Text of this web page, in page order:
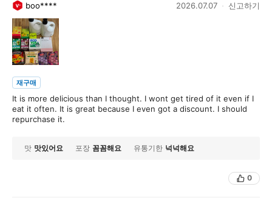
boo**** 2026.07.07 신고하기
재구매
It is more delicious than I thought. I wont get tired of it even if I
eat it often. It is great because I even got a discount. I should
repurchase it.
맛 맛있어요 포장 꼼꼼해요 유통기한 넉넉해요
0